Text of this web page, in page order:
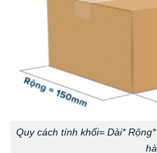
Quy cách tính khối= Dài*